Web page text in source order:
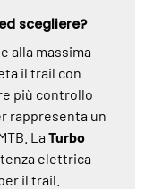
scegliere?
alla massima
il trail con
più controllo
rappresenta un
La Turbo
elettrica
il trail.